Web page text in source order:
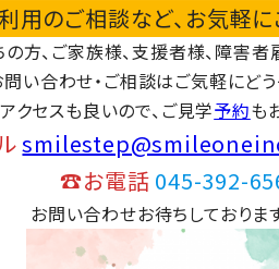
用のご相談など、お気軽に
方、ご家族様、支援者様、障害
合わせ・ご相談はご気軽にどう
クセスも良いので、ご見学予約も
☎お電話 045-392-
お問い合わせお待ちしております（